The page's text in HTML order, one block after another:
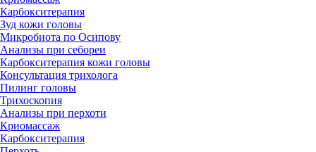
Карбокситерапия
Зуд кожи головы
Микробиота по Осипову
Анализы при себореи
Карбокситерапия кожи головы
Консультация трихолога
Пилинг головы
Трихоскопия
Анализы при перхоти
Криомассаж
Карбокситерапия